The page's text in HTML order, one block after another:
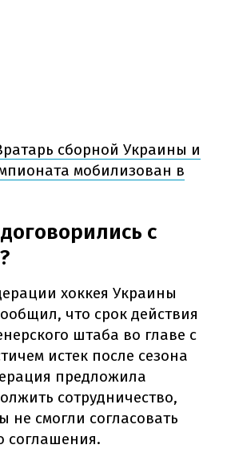
сборной Украины и
мобилизован в
с
хоккея Украины
что срок действия
штаба во главе с
истек после сезона
предложила
сотрудничество,
не смогли согласовать
соглашения.